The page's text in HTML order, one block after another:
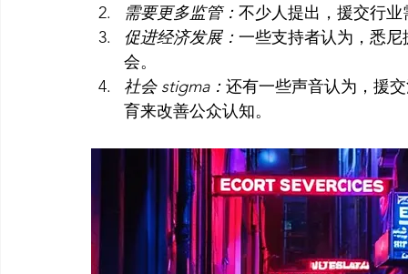
需要更多监管： 不少人提出，援交行
促进经济发展： 一些支持者认为，悉
会。
社会 stigma： 还有一些声音认为，援
育来改善公众认知。